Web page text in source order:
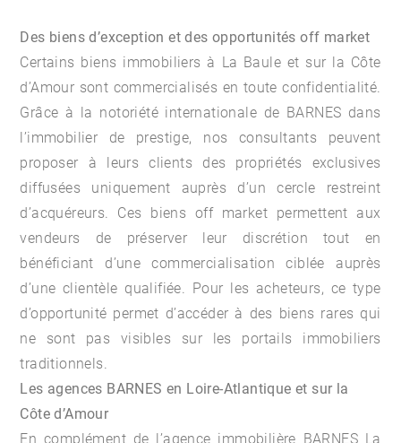
Des biens d’exception et des opportunités off market
Certains biens immobiliers à La Baule et sur la Côte
d’Amour sont commercialisés en toute confidentialité.
Grâce à la notoriété internationale de BARNES dans
l’immobilier de prestige, nos consultants peuvent
proposer à leurs clients des propriétés exclusives
diffusées uniquement auprès d’un cercle restreint
d’acquéreurs. Ces biens off market permettent aux
vendeurs de préserver leur discrétion tout en
bénéficiant d’une commercialisation ciblée auprès
d’une clientèle qualifiée. Pour les acheteurs, ce type
d’opportunité permet d’accéder à des biens rares qui
ne sont pas visibles sur les portails immobiliers
traditionnels.
Les agences BARNES en Loire-Atlantique et sur la
Côte d’Amour
En complément de l’agence immobilière BARNES La